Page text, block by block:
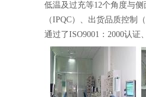
低温及过充等12个角度与
（IPQC）、出货品质控
通过了ISO9001：2000认证